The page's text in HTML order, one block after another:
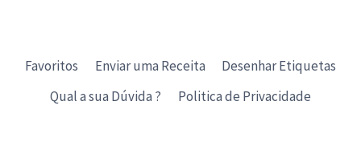
Favoritos Enviar uma Receita
Desenhar Etiquetas
Qual a sua Dúvida ?
Politica de Privacidade